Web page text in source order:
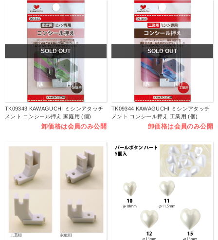
SOLD OUT
TK09343 KAWAGUCHI ミシンアタッチ
メント コンシール押え 家庭用 (個)
卸価格は会員のみ公開
SOLD OUT
TK09344 KAWAGUCHI ミシンアタッチ
メント コンシール押え 工業用 (個)
卸価格は会員のみ公開